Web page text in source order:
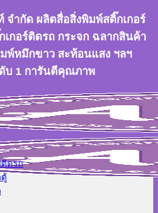
จำกัด ผลิตสื่อสิ่งพิมพ์สติ๊กเกอร์
กอร์ติดรถ กระจก ฉลากสินค้า
พ์หมึกขาว สะท้อนแสง ฯลฯ
บ 1 การันตีคุณภาพ
ติดรถ